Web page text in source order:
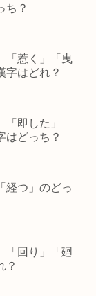
ち？
惹く」「曳
字はどれ？
即した」
はどっち？
つ」のどっ
「回り」「廻
？